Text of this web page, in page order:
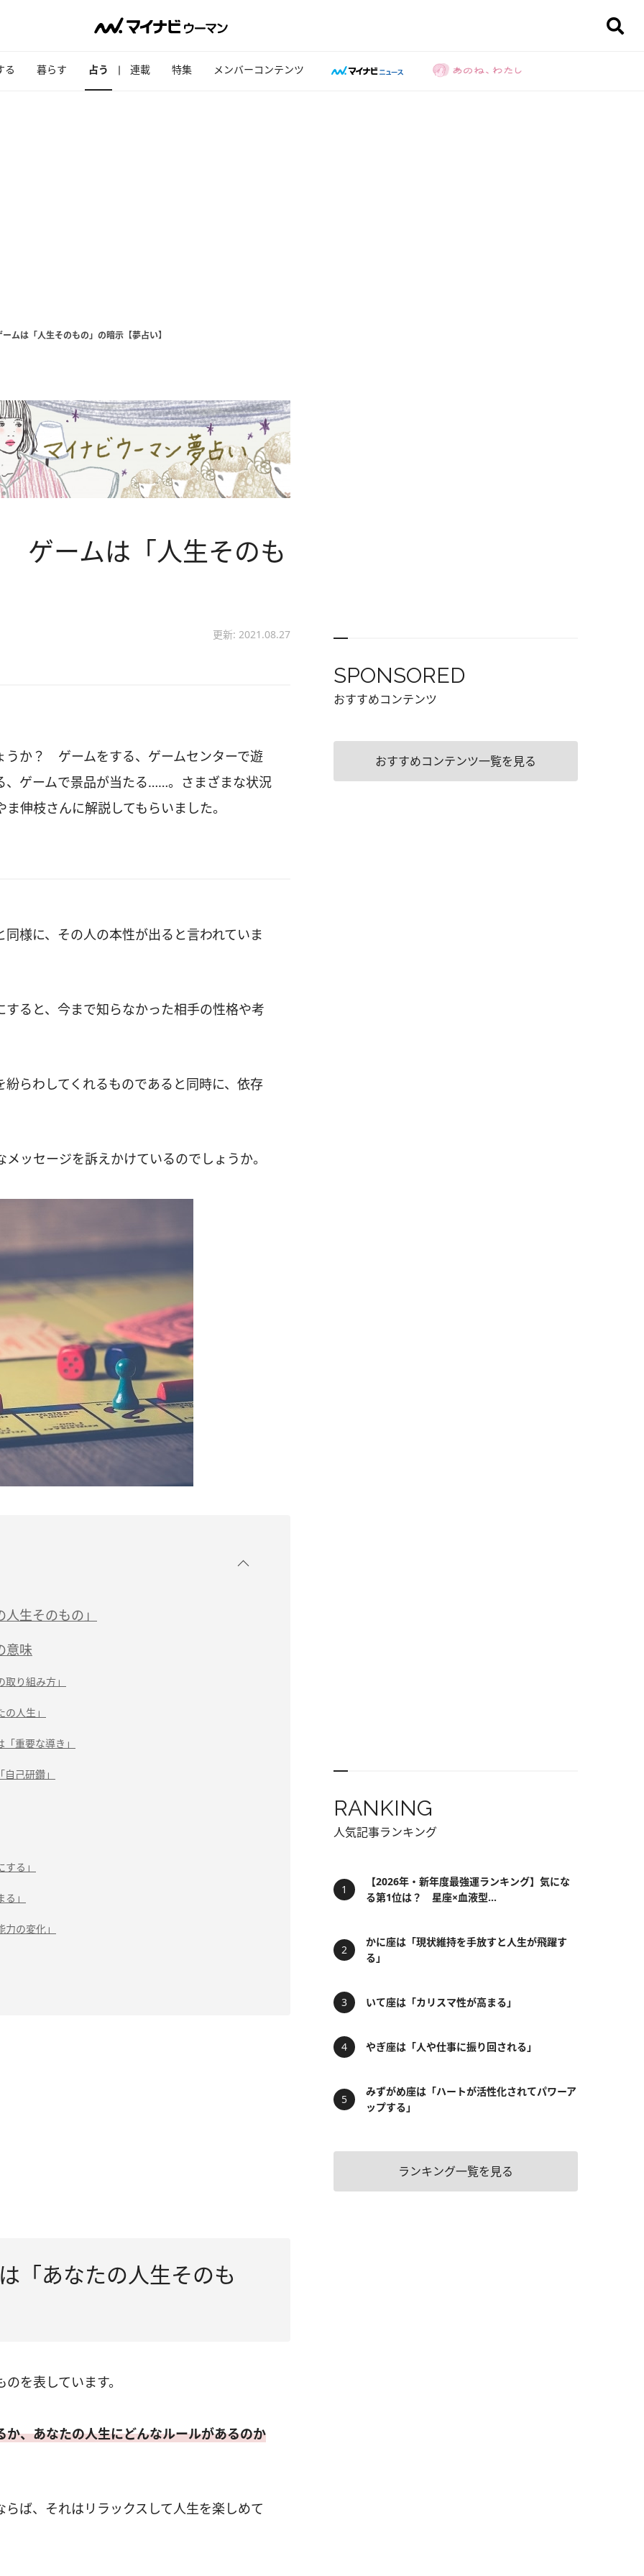
る 暮らす 占う 連載 特集 メンバーコンテンツ
ムは「人生そのもの」の暗示【夢占い】
ゲームは「人生そのも
更新: 2021.08.27
うか？ ゲームをする、ゲームセンターで遊
、ゲームで景品が当たる……。さまざまな状況
伸枝さんに解説してもらいました。
様に、その人の本性が出ると言われていま
ると、今まで知らなかった相手の性格や考
らわしてくれるものであると同時に、依存
ッセージを訴えかけているのでしょうか。
生そのもの」
意味
り組み方」
人生」
重要な導き」
己研鑽」
る」
」
の変化」
「あなたの人生そのも
を表しています。
、あなたの人生にどんなルールがあるのか
ば、それはリラックスして人生を楽しめて
SPONSORED
おすすめコンテンツ
おすすめコンテンツ一覧を見る
RANKING
人気記事ランキング
【2026年・新年度最強運ランキング】気にな
る第1位は？ 星座×血液型...
かに座は「現状維持を手放すと人生が飛躍す
る」
いて座は「カリスマ性が高まる」
やぎ座は「人や仕事に振り回される」
みずがめ座は「ハートが活性化されてパワーア
ップする」
ランキング一覧を見る